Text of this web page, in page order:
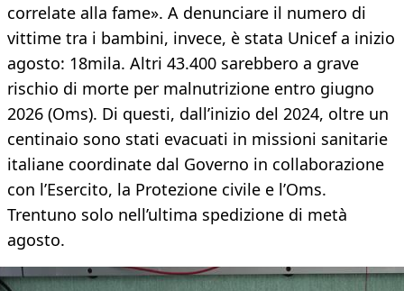
correlate alla fame». A denunciare il numero di
vittime tra i bambini, invece, è stata Unicef a inizio
agosto: 18mila. Altri 43.400 sarebbero a grave
rischio di morte per malnutrizione entro giugno
2026 (Oms). Di questi, dall’inizio del 2024, oltre un
centinaio sono stati evacuati in missioni sanitarie
italiane coordinate dal Governo in collaborazione
con l’Esercito, la Protezione civile e l’Oms.
Trentuno solo nell’ultima spedizione di metà
agosto.